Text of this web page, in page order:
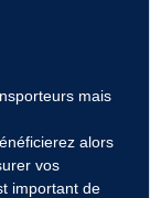
mais
alors
vos
important de